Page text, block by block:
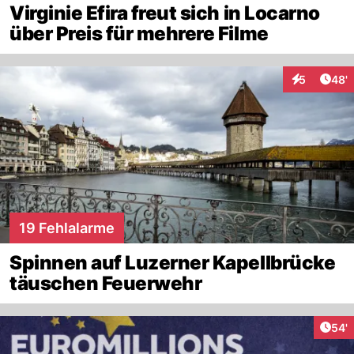
Virginie Efira freut sich in Locarno
über Preis für mehrere Filme
5 48'
19 Fehlalarme
Spinnen auf Luzerner Kapellbrücke
täuschen Feuerwehr
54'